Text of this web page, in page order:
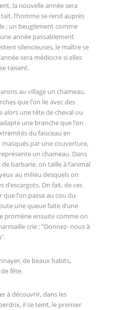
la nouvelle année sera
l’homme se rend auprès
; un beuglement comme
année passablement
silencieuses, le maître se
sera médiocre si elles
taisent.
au village un chameau.
que l’on lie avec des
alors une tête de cheval ou
une branche que l’on
du faisceau en
par une couverture,
un chameau. Dans
barbarie, on taille à l’animal
au milieu desquels on
d’escargots. On fait, de ces
l’on passe au cou du
une queue faite d’une
promène ensuite comme on
crie : "Donnez- nous à
de beaux habits,
fête.
à découvrir, dans les
il se teint, le premier